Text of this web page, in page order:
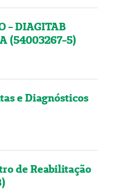
- DIAGITAB
(54003267-5)
e Diagnósticos
de Reabilitação